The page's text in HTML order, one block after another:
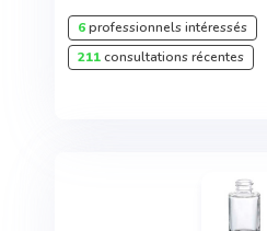
6professionnels intéressés
211consultations récentes